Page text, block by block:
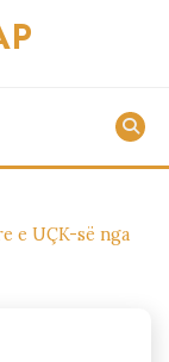
e UÇK-së nga